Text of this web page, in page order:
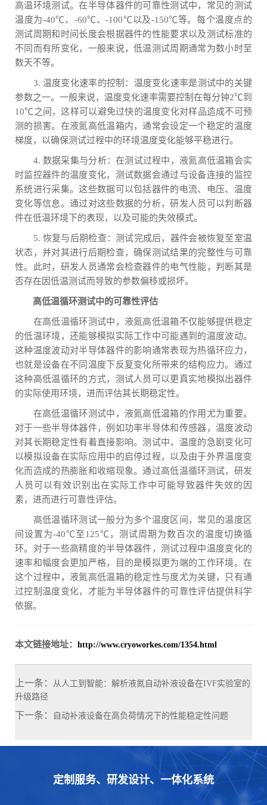
高温环境测试。在半导体器件的可靠性测试中，常见的测试
温度为-40℃、-60℃、-100℃以及-150℃等。每个温度点的
测试周期和时间长度会根据器件的性能要求以及测试标准的
不同而有所变化，一般来说，低温测试周期通常为数小时至
数天不等。
3. 温度变化速率的控制：温度变化速率是测试中的关键
参数之一。一般来说，温度变化速率需要控制在每分钟2℃到
10℃之间，这样可以避免过快的温度变化对样品造成不可预
测的损害。在液氮高低温箱内，通常会设定一个稳定的温度
梯度，以确保测试过程中的环境温度变化能够平稳进行。
4. 数据采集与分析：在测试过程中，液氮高低温箱会实
时监控器件的温度变化，测试数据会通过与设备连接的监控
系统进行采集。这些数据可以包括器件的电流、电压、温度
变化等信息。通过对这些数据的分析，研发人员可以判断器
件在低温环境下的表现，以及可能的失效模式。
5. 恢复与后期检查：测试完成后，器件会被恢复至室温
状态，并对其进行后期检查，确保测试结果的完整性与可靠
性。此时，研发人员通常会检查器件的电气性能，判断其是
否存在因低温测试而导致的参数偏移或损坏。
高低温循环测试中的可靠性评估
在高低温循环测试中，液氮高低温箱不仅能够提供稳定
的低温环境，还能够模拟实际工作中可能遇到的温度波动。
这种温度波动对半导体器件的影响通常表现为热循环应力，
也就是设备在不同温度下反复变化所带来的结构应力。通过
这种高低温循环的方式，测试人员可以更真实地模拟出器件
的实际使用环境，进而评估其长期稳定性。
在高低温循环测试中，液氮高低温箱的作用尤为重要。
对于一些半导体器件，例如功率半导体和传感器，温度波动
对其长期稳定性有着直接影响。测试中，温度的急剧变化可
以模拟设备在实际应用中的启停过程，以及由于外界温度变
化而造成的热膨胀和收缩现象。通过高低温循环测试，研发
人员可以有效识别出在实际工作中可能导致器件失效的因
素，进而进行可靠性评估。
高低温循环测试一般分为多个温度区间，常见的温度区
间设置为-40℃至125℃，测试周期为数百次的温度切换循
环。对于一些高精度的半导体器件，测试过程中温度变化的
速率和幅度会更加严格，目的是模拟更为端的工作环境。在
这个过程中，液氮高低温箱的稳定性与度尤为关键，只有通
过控制温度变化，才能为半导体器件的可靠性评估提供科学
依据。
本文链接地址： http://www.cryoworkes.com/1354.html
上一条：
从人工到智能：解析液氮自动补液设备在IVF实验室的
升级路径
下一条： 自动补液设备在高负荷情况下的性能稳定性问题
定制服务、研发设计、一体化系统